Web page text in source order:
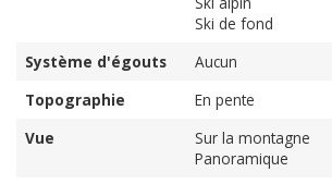
Ski de fond
Système d'égouts
Aucun
Topographie
En pente
Vue
Sur la montagne
Panoramique